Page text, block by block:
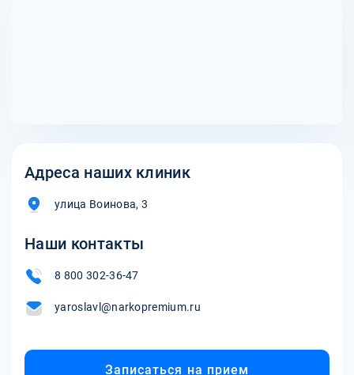
Адреса наших клиник
улица Воинова, 3
Наши контакты
8 800 302-36-47
yaroslavl@narkopremium.ru
Записаться на прием